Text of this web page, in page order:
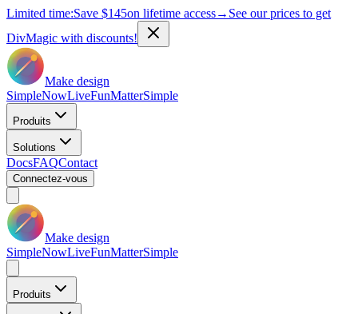
Limited time:Save $145on lifetime access→ See our prices to get
DivMagic with discounts!
Make design
SimpleNowLiveFunMatterSimple
Produits
Solutions
DocsFAQContact
Connectez-vous
Make design
SimpleNowLiveFunMatterSimple
Produits